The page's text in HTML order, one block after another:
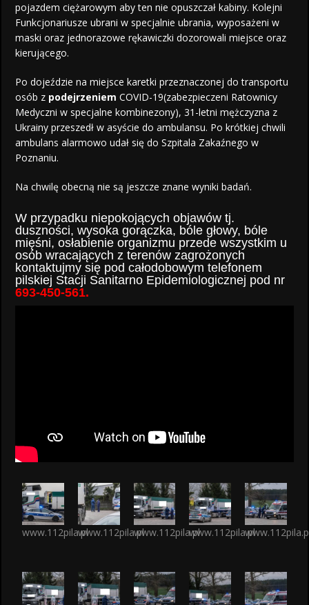
pojazdem ciężarowym aby ten nie opuszczał kabiny. Kolejni
Funkcjonariusze ubrani w specjalnie ubrania, wyposażeni w
maski oraz jednorazowe rękawiczki dozorowali miejsce oraz
kierującego.
Po dojeździe na miejsce karetki przeznaczonej do transportu
osób z podejrzeniem COVID-19(zabezpieczeni Ratownicy
Medyczni w specjalne kombinezony), 31-letni mężczyzna z
Ukrainy przeszedł w asyście do ambulansu. Po krótkiej chwili
ambulans alarmowo udał się do Szpitala Zakaźnego w
Poznaniu.
Na chwilę obecną nie są jeszcze znane wyniki badań.
W przypadku niepokojących objawów tj.
duszności, wysoka gorączka, bóle głowy, bóle
mięśni, osłabienie organizmu przede wszystkim u
osób wracających z terenów zagrożonych
kontaktujmy się pod całodobowym telefonem
pilskiej Stacji Sanitarno Epidemiologicznej pod nr
693-450-561.
www.112pila.plwww.112pila.plwww.112pila.plwww.112pila.pl